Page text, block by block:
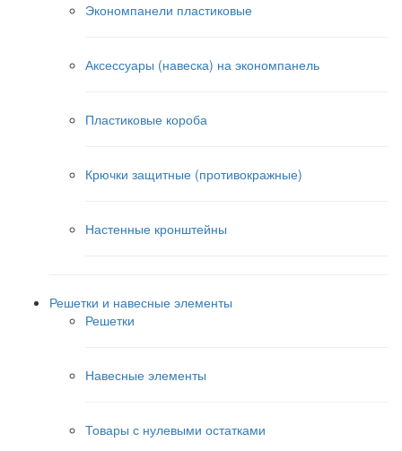
Экономпанели пластиковые
Аксессуары (навеска) на экономпанель
Пластиковые короба
Крючки защитные (противокражные)
Настенные кронштейны
Решетки и навесные элементы
Решетки
Навесные элементы
Товары с нулевыми остатками